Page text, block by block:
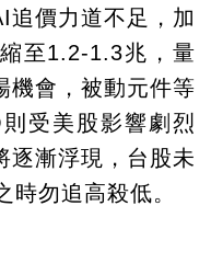
追價力道不足，加
至1.2-1.3兆，量
機會，被動元件等
受美股影響劇烈
逐漸浮現，台股未
勿追高殺低。